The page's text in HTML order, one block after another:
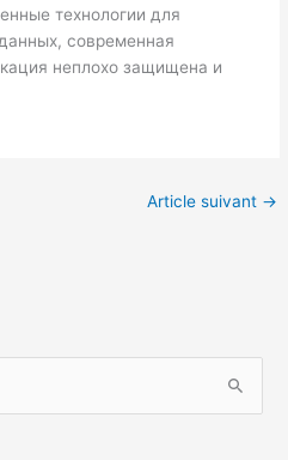
технологии для
современная
неплохо защищена и
Article suivant →
Facebook